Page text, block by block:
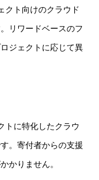
クト向けのクラウド
リワードベースのフ
ジェクトに応じて異
トに特化したクラウ
。寄付者からの支援
かりません。